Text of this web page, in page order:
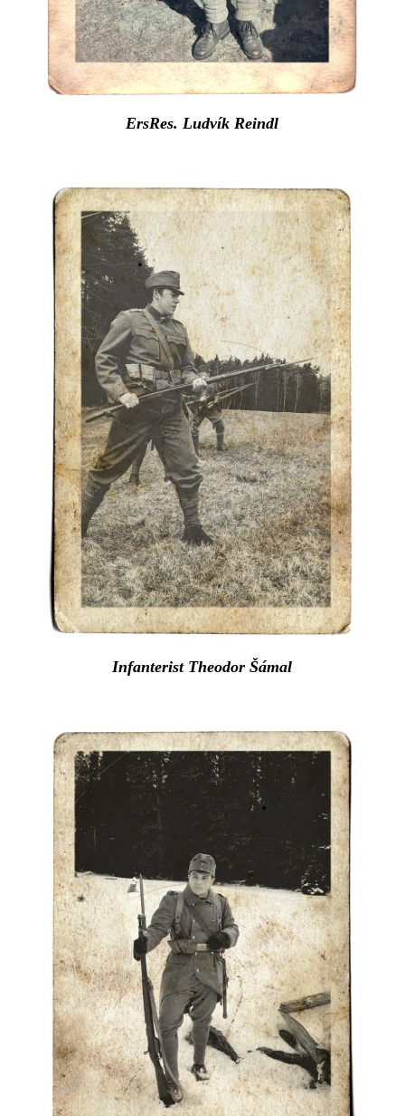
ErsRes. Ludvík Reindl
Infanterist Theodor Šámal